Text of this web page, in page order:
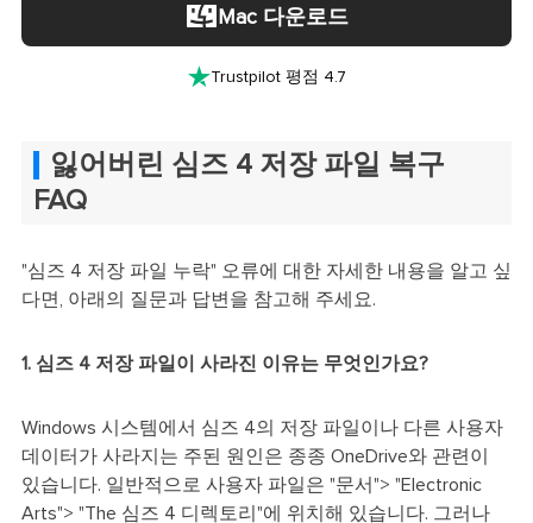
Mac 다운로드
Trustpilot 평점 4.7
잃어버린 심즈 4 저장 파일 복구
FAQ
"심즈 4 저장 파일 누락" 오류에 대한 자세한 내용을 알고 싶
다면, 아래의 질문과 답변을 참고해 주세요.
1. 심즈 4 저장 파일이 사라진 이유는 무엇인가요?
Windows 시스템에서 심즈 4의 저장 파일이나 다른 사용자
데이터가 사라지는 주된 원인은 종종 OneDrive와 관련이
있습니다. 일반적으로 사용자 파일은 "문서"> "Electronic
Arts"> "The 심즈 4 디렉토리"에 위치해 있습니다. 그러나